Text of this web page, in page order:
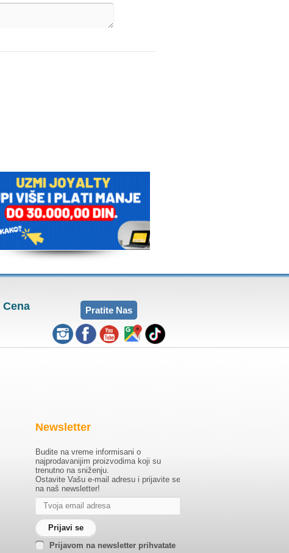
Pratite Nas
Newsletter
Budite na vreme informisani o
najprodavanijim proizvodima koji su
trenutno na sniženju.
Ostavite Vašu e-mail adresu i prijavite se
na naš newsletter!
Prijavom na newsletter prihvatate